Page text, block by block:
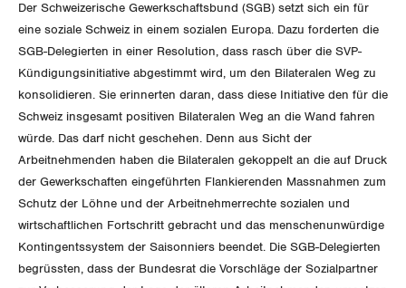
SERVICE
GEWERKSCHAFTSMITGLIED WERDEN
LOHNRECHNER
WEITERBILDUNG
NEWSLETTER
DER SGB
Vorstand
Medien
Publikationen
Artikel
Blog
Der Schweizerische Gewerkschaftsbund (SGB) setzt sich ein für
eine soziale Schweiz in einem sozialen Europa. Dazu forderten die
SGB-Delegierten in einer Resolution, dass rasch über die SVP-
Kündigungsinitiative abgestimmt wird, um den Bilateralen Weg zu
konsolidieren. Sie erinnerten daran, dass diese Initiative den für die
Schweiz insgesamt positiven Bilateralen Weg an die Wand fahren
würde. Das darf nicht geschehen. Denn aus Sicht der
Arbeitnehmenden haben die Bilateralen gekoppelt an die auf Druck
der Gewerkschaften eingeführten Flankierenden Massnahmen zum
Schutz der Löhne und der Arbeitnehmerrechte sozialen und
wirtschaftlichen Fortschritt gebracht und das menschenunwürdige
Kontingentssystem der Saisonniers beendet. Die SGB-Delegierten
begrüssten, dass der Bundesrat die Vorschläge der Sozialpartner